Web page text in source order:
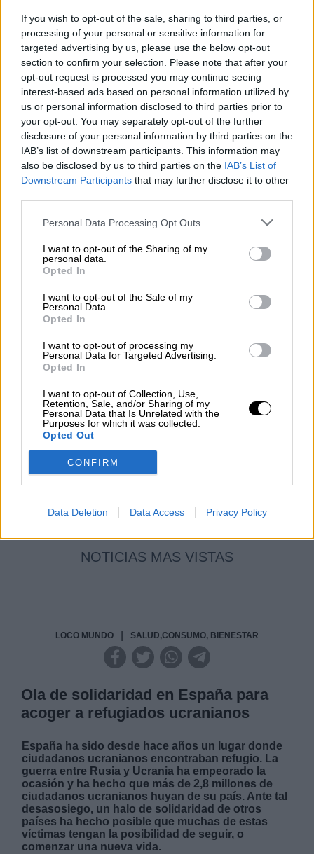
If you wish to opt-out of the sale, sharing to third parties, or
processing of your personal or sensitive information for
targeted advertising by us, please use the below opt-out
section to confirm your selection. Please note that after your
opt-out request is processed you may continue seeing
interest-based ads based on personal information utilized by
us or personal information disclosed to third parties prior to
your opt-out. You may separately opt-out of the further
disclosure of your personal information by third parties on the
IAB’s list of downstream participants. This information may
also be disclosed by us to third parties on the IAB’s List of
Downstream Participants that may further disclose it to other
Personal Data Processing Opt Outs
I want to opt-out of the Sharing of my
personal data.
Opted In
I want to opt-out of the Sale of my
Personal Data.
Opted In
I want to opt-out of processing my
Personal Data for Targeted Advertising.
Opted In
I want to opt-out of Collection, Use,
Retention, Sale, and/or Sharing of my
Personal Data that Is Unrelated with the
Purposes for which it was collected.
Opted Out
CONFIRM
Data Deletion Data Access Privacy Policy
OPINIONES DIVERSAS
¿La ciudadanía de Occidente
es consciente del riesgo de
una tercera guerra mundial?
Álvaro Frutos Rosado y Gabinete
Geopolítica de Crisis
Suelta y confía
Por María Comesaña
Votantes y votados
Por Juan Manuel Beltrán
El Conflicto de Oriente Medio:
Un Nuevo Orden Autoritario
en Construcción
Por Álvaro Frutos Rosado y Gabinete
Geopolítica de Crisis
Reconquista leonesa
Por Carlos Miranda
Clara Campoamor: Mi sueño,
mi pesadilla
Por María Pérez Herrero
NOTICIAS MAS VISTAS
LOCO MUNDO SALUD,CONSUMO, BIENESTAR
Ola de solidaridad en España para
acoger a refugiados ucranianos
España ha sido desde hace años un lugar donde
ciudadanos ucranianos encontraban refugio. La
guerra entre Rusia y Ucrania ha empeorado la
ocasión y ha hecho que más de 2,8 millones de
ciudadanos ucranianos huyan de su país. Ante tal
desasosiego, un halo de solidaridad de otros
países ha hecho posible que muchas de estas
víctimas tengan la posibilidad de seguir, o
comenzar una nueva vida.